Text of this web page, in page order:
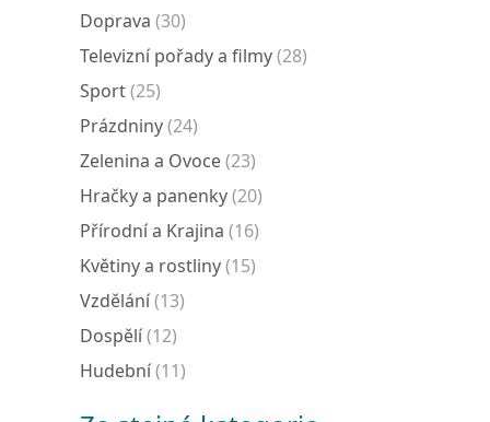
Doprava (30)
Televizní pořady a filmy(28)
Sport(25)
Prázdniny(24)
Zelenina a Ovoce(23)
Hračky a panenky(20)
Přírodní a Krajina (16)
Květiny a rostliny(15)
Vzdělání(13)
Dospělí(12)
Hudební(11)